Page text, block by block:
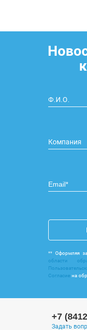
** Оформляя
области
Согласие на
+7
Задать